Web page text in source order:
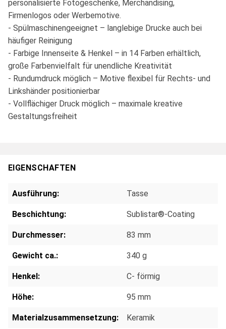
personalisierte Fotogeschenke, Merchandising,
Firmenlogos oder Werbemotive.
- Spülmaschinengeeignet – langlebige Drucke auch bei
häufiger Reinigung
- Farbige Innenseite & Henkel – in 14 Farben erhältlich,
große Farbenvielfalt für unendliche Kreativität
- Rundumdruck möglich – Motive flexibel für Rechts- und
Linkshänder positionierbar
- Vollflächiger Druck möglich – maximale kreative
Gestaltungsfreiheit
EIGENSCHAFTEN
Ausführung: Tasse
Beschichtung: Sublistar®-Coating
Durchmesser: 83 mm
Gewicht ca.: 340 g
Henkel: C- förmig
Höhe: 95 mm
Materialzusammensetzung: Keramik